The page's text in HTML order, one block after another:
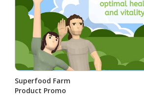
Superfood Farm
Product Promo